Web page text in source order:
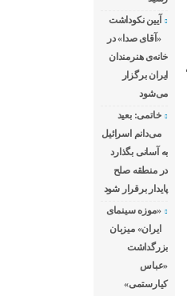
آیین نکوداشت
«آقای صدا» در
خانه‌ی هنرمندان
ایران برگزار
می‌شود
خاتمی: بعید
می‌دانم اسرائیل
به آسانی بگذارد
در منطقه صلح
پایدار برقرار شود
«موزه سینمای
ایران» میزبان
بزرگداشت
«عباس
کیارستمی»